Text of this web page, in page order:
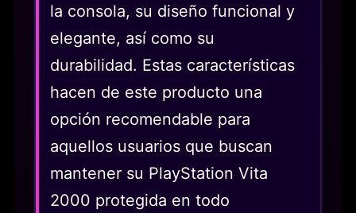
la consola, su diseño funcional y
elegante, así como su
durabilidad. Estas características
hacen de este producto una
opción recomendable para
aquellos usuarios que buscan
mantener su PlayStation Vita
2000 protegida en todo